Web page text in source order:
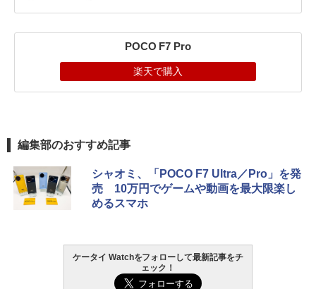
POCO F7 Pro
楽天で購入
編集部のおすすめ記事
シャオミ、「POCO F7 Ultra／Pro」を発
売 10万円でゲームや動画を最大限楽し
めるスマホ
ケータイ Watchをフォローして最新記事をチ
ェック！